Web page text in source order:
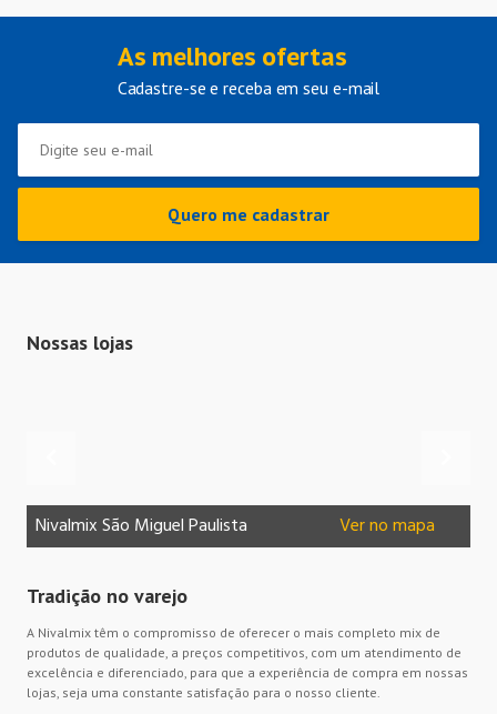
As melhores ofertas
Cadastre-se e receba em seu e-mail
Quero me cadastrar
Nossas lojas
Nivalmix São Miguel Paulista Ver no mapa
Tradição no varejo
A Nivalmix têm o compromisso de oferecer o mais completo mix de
produtos de qualidade, a preços competitivos, com um atendimento de
excelência e diferenciado, para que a experiência de compra em nossas
lojas, seja uma constante satisfação para o nosso cliente.